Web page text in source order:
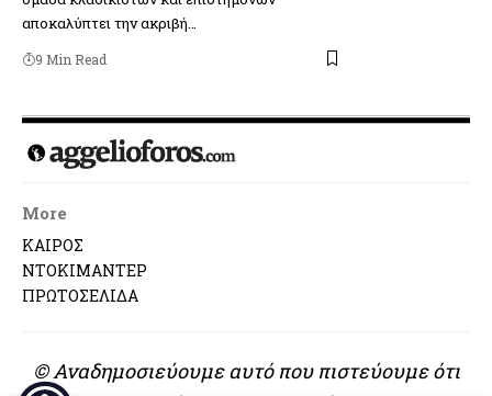
αποκαλύπτει την ακριβή…
9 Min Read
More
ΚΑΙΡΟΣ
ΝΤΟΚΙΜΑΝΤΕΡ
ΠΡΩΤΟΣΕΛΙΔΑ
© Αναδημοσιεύουμε αυτό που πιστεύουμε ότι